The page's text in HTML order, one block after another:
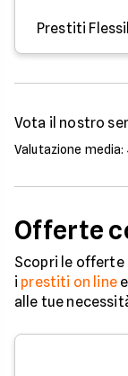
Vota il nostro
Valutazione media:
Offerte
Scopri le
i prestiti on line
alle tue